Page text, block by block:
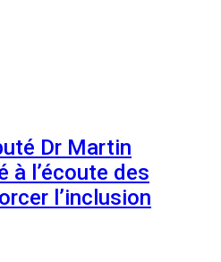
Dr Martin
à l’écoute des
l’inclusion